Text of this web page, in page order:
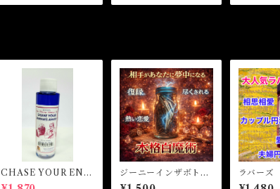
CHASE YOUR ENE
MIES AWAY! Vinega
ジーニーインザボト
ル 願望成就 引き寄
ラバーズ
イル・魔